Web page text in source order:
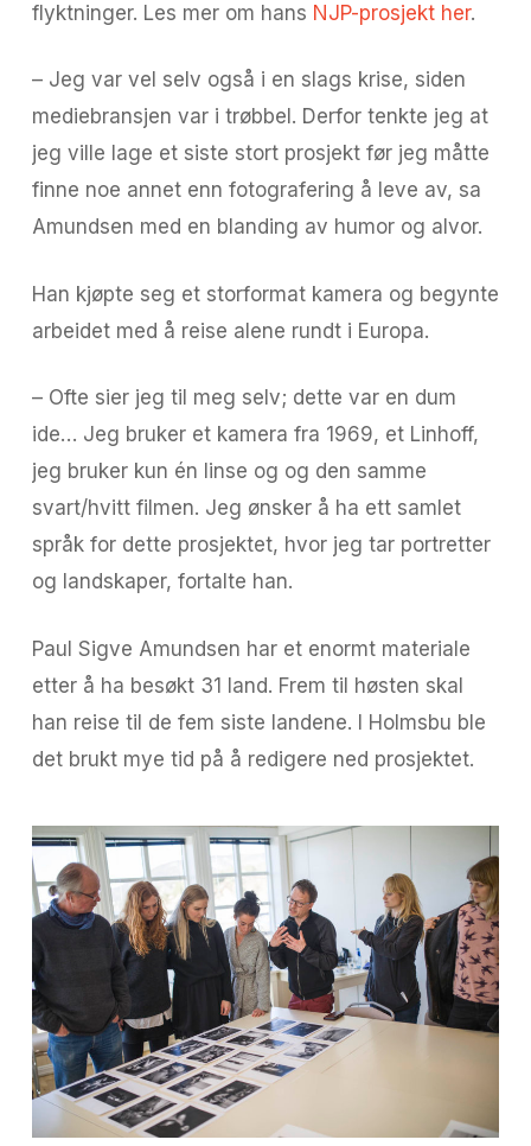
flyktninger. Les mer om hans NJP-prosjekt her.
– Jeg var vel selv også i en slags krise, siden
mediebransjen var i trøbbel. Derfor tenkte jeg at
jeg ville lage et siste stort prosjekt før jeg måtte
finne noe annet enn fotografering å leve av, sa
Amundsen med en blanding av humor og alvor.
Han kjøpte seg et storformat kamera og begynte
arbeidet med å reise alene rundt i Europa.
– Ofte sier jeg til meg selv; dette var en dum
ide… Jeg bruker et kamera fra 1969, et Linhoff,
jeg bruker kun én linse og og den samme
svart/hvitt filmen. Jeg ønsker å ha ett samlet
språk for dette prosjektet, hvor jeg tar portretter
og landskaper, fortalte han.
Paul Sigve Amundsen har et enormt materiale
etter å ha besøkt 31 land. Frem til høsten skal
han reise til de fem siste landene. I Holmsbu ble
det brukt mye tid på å redigere ned prosjektet.